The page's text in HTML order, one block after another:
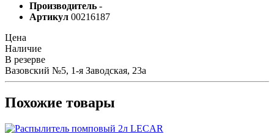
Производитель -
Артикул 00216187
Цена
Наличие
В резерве
Вазовский №5, 1-я Заводская, 23а
Похожие товары